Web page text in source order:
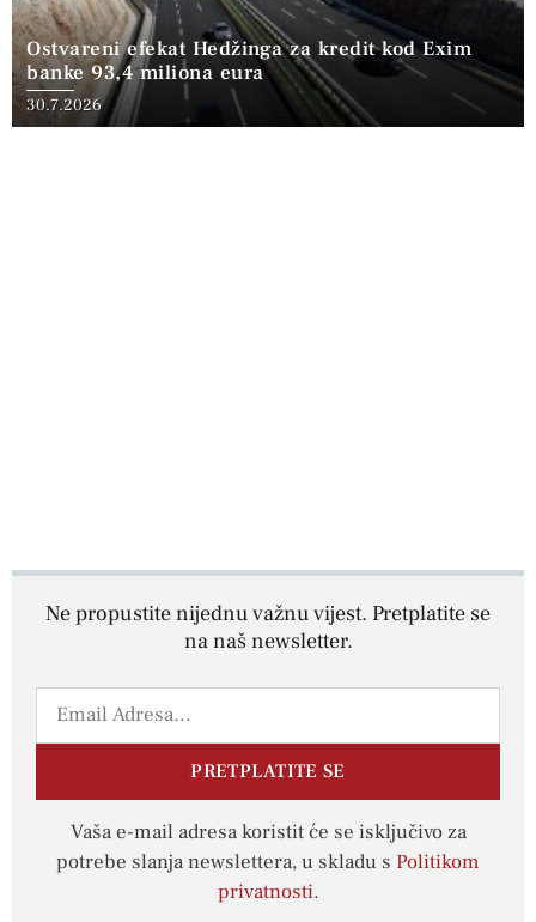
Ostvareni efekat Hedžinga za kredit kod Exim
banke 93,4 miliona eura
30.7.2026
Ne propustite nijednu važnu vijest. Pretplatite se
na naš newsletter.
PRETPLATITE SE
Vaša e-mail adresa koristit će se isključivo za
potrebe slanja newslettera, u skladu s Politikom
privatnosti.